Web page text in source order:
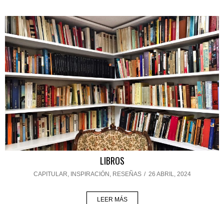
LIBROS
CAPITULAR INSPIRACIÓN RESEÑAS / 26 ABRIL, 2024
LEER MÁS